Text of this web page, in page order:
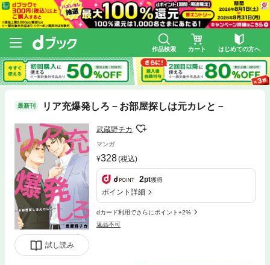
作品検索 カート はじめての方へ
最新刊 リア充爆発しろ－お部屋探しは元カレと－
試し読み
武蔵野チカ
マンガ
328(税込)
2pt獲得
ポイント詳細
dカード利用でさらにポイント+2%
返品不可